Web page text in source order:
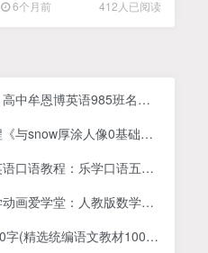
6个月前 412人已阅读
中牟恩博英语985班名师讲座
厚涂人像0基础入门》教学视频
乐学口语五级10讲全+讲义文档，MP4视频课程
教版数学动画四年级下册（28课MP4视频完整版）
材1000字,主题式串联识字,图形结合,英文与汉字同步学习)